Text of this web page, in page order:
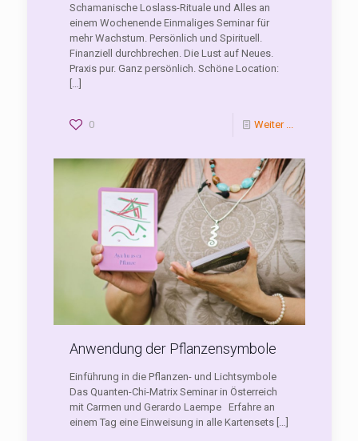
Schamanische Loslass-Rituale und Alles an
einem Wochenende Einmaliges Seminar für
mehr Wachstum. Persönlich und Spirituell.
Finanziell durchbrechen. Die Lust auf Neues.
Praxis pur. Ganz persönlich. Schöne Location:
0 Weiter ...
Anwendung der Pflanzensymbole
Einführung in die Pflanzen- und Lichtsymbole
Das Quanten-Chi-Matrix Seminar in Österreich
mit Carmen und Gerardo Laempe Erfahre an
einem Tag eine Einweisung in alle Kartensets[…]